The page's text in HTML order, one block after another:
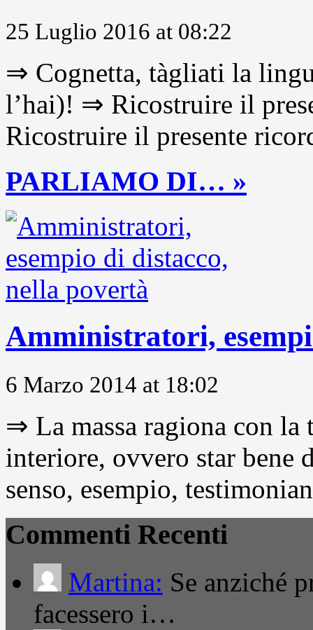
25 Luglio 2016 at 08:22
⇒ Cognetta, tàgliati la
l’hai)! ⇒ Ricostruire il
Ricostruire il presente
PARLIAMO DI… »
Amministratori,
6 Marzo 2014 at 18:02
⇒ La massa ragiona con
interiore, ovvero star
senso, esempio,
Commenti Recenti
Martina: Se anziché
facessero i…